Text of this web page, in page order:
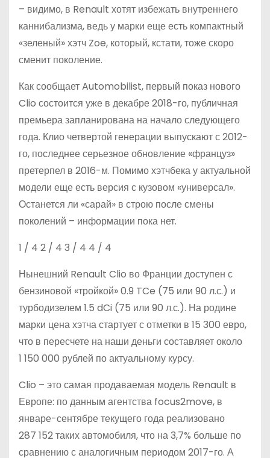
– видимо, в Renault хотят избежать внутреннего
каннибализма, ведь у марки еще есть компактный
«зеленый» хэтч Zoe, который, кстати, тоже скоро
сменит поколение.
Как сообщает Automobilist, первый показ нового
Clio состоится уже в декабре 2018-го, публичная
премьера запланирована на начало следующего
года. Клио четвертой генерации выпускают с 2012-
го, последнее серьезное обновление «француз»
претерпел в 2016-м. Помимо хэтчбека у актуальной
модели еще есть версия с кузовом «универсал».
Останется ли «сарай» в строю после смены
поколений – информации пока нет.
1 / 4 2 / 4 3 / 4 4 / 4
Нынешний Renault Clio во Франции доступен с
бензиновой «тройкой» 0.9 TCe (75 или 90 л.с.) и
турбодизелем 1.5 dCi (75 или 90 л.с.). На родине
марки цена хэтча стартует с отметки в 15 300 евро,
что в пересчете на наши деньги составляет около
1 150 000 рублей по актуальному курсу.
Clio – это самая продаваемая модель Renault в
Европе: по данным агентства focus2move, в
январе-сентябре текущего года реализовано
287 152 таких автомобиля, что на 3,7% больше по
сравнению с аналогичным периодом 2017-го. А